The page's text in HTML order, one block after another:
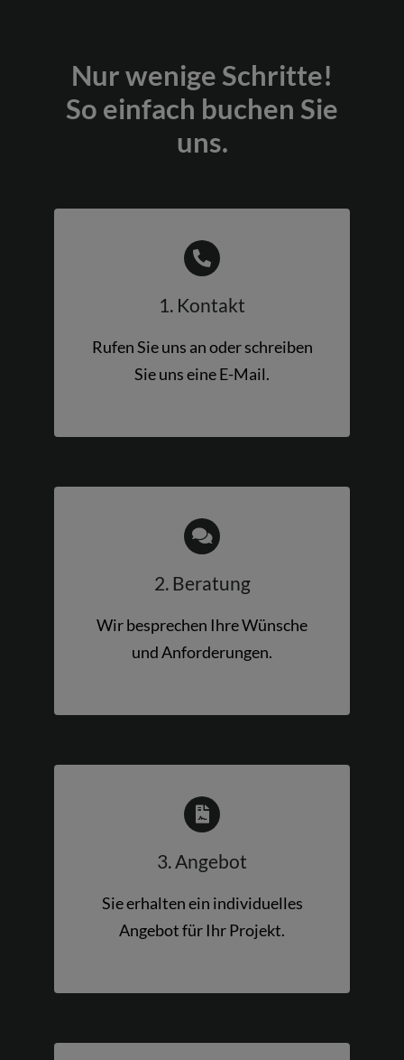
Nur wenige Schritte!
So einfach buchen Sie
uns.
1. Kontakt
Rufen Sie uns an oder schreiben
Sie uns eine E-Mail.
2. Beratung
Wir besprechen Ihre Wünsche
und Anforderungen.
3. Angebot
Sie erhalten ein individuelles
Angebot für Ihr Projekt.